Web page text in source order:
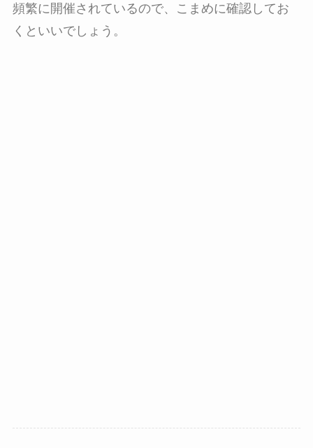
頻繁に開催されているので、こまめに確認してお
くといいでしょう。